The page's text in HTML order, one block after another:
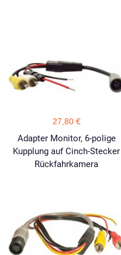
27,80 €
Adapter Monitor, 6-polige
Kupplung auf Cinch-Stecker
Rückfahrkamera